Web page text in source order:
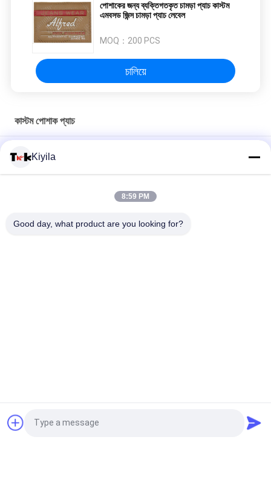
পোশাকের জন্য ব্যক্তিগতকৃত চামড়া প্যাচ কাস্টম
এমবসড জিন্স চামড়া প্যাচ লেবেল
MOQ： 200 PCS
চালিয়ে
কাস্টম পোশাক প্যাচ
ইস্পাত উপর টুপি DIY ক্রিস্টাল
সিলিকন আঠালো প্যাচ ধোয়াযোগ্য প্যাচ সিলিকন টুথব্রাশ ডট লেবেল
বোনা পোশাক লেবেল
Kiyila
8:59 PM
Good day, what product are you looking for?